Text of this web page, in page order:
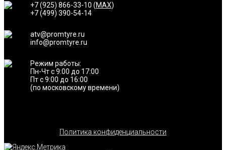
+7 (925) 866-33-10 (MAX)
+7 (499) 390-54-14
atv@promtyre.ru
info@promtyre.ru
Режим работы:
Пн-Чт с 9:00 до 17:00
Пт с 9:00 до 16:00
(по московскому времени)
Политика конфиденциальности